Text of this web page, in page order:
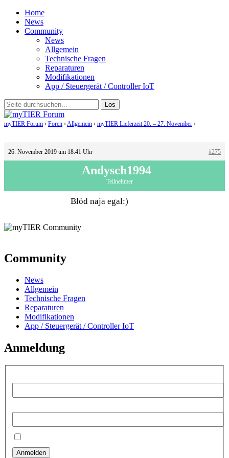
Home
News
Community
News
Allgemein
Technische Fragen
Reparaturen
Modifikationen
App / Steuergerät / Controller IoT
myTIER Forum › Foren ›Allgemein › myTIER Lieferzeit 20. – 27. November ›
26. November 2019 um 18:41 Uhr #275
Andysch1994
Teilnehmer
Blöd naja egal:)
Community
News
Allgemein
Technische Fragen
Reparaturen
Modifikationen
App / Steuergerät / Controller IoT
Anmeldung
Anmelden